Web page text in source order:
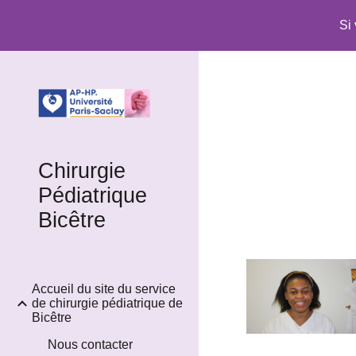
Si
Chirurgie
Pédiatrique
Bicêtre
Accueil du site du service
de chirurgie pédiatrique de
Bicêtre
Nous contacter